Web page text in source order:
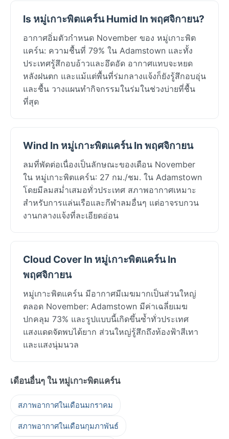
Is หมู่เกาะพิตแคร์น Humid In พฤศจิกายน?
อากาศอิ่มตัวกำหนด November ของ หมู่เกาะพิต
แคร์น: ความชื้นที่ 79% ใน Adamstown และทั้ง
ประเทศรู้สึกอบอ้าวและอึดอัด อากาศแทบจะหยด
หลังฝนตก และแม้แต่พื้นที่ร่มกลางแจ้งก็ยังรู้สึกอบอุ่น
และชื้น วางแผนทำกิจกรรมในร่มในช่วงบ่ายที่ชื้น
ที่สุด
Wind In หมู่เกาะพิตแคร์น In พฤศจิกายน
ลมที่พัดต่อเนื่องเป็นลักษณะของเดือน November
ใน หมู่เกาะพิตแคร์น: 27 กม./ชม. ใน Adamstown
โดยมีลมสม่ำเสมอทั่วประเทศ สภาพอากาศเหมาะ
สำหรับการแล่นเรือและกีฬาลมอื่นๆ แต่อาจรบกวน
งานกลางแจ้งที่ละเอียดอ่อน
Cloud Cover In หมู่เกาะพิตแคร์น In
พฤศจิกายน
หมู่เกาะพิตแคร์น มีอากาศมีเมฆมากเป็นส่วนใหญ่
ตลอด November: Adamstown มีค่าเฉลี่ยเมฆ
ปกคลุม 73% และรูปแบบนี้เกิดขึ้นซ้ำทั่วประเทศ
แสงแดดจัดพบได้ยาก ส่วนใหญ่รู้สึกถึงท้องฟ้าสีเทา
และแสงนุ่มนวล
เดือนอื่นๆ ใน หมู่เกาะพิตแคร์น
สภาพอากาศในเดือนมกราคม
สภาพอากาศในเดือนกุมภาพันธ์